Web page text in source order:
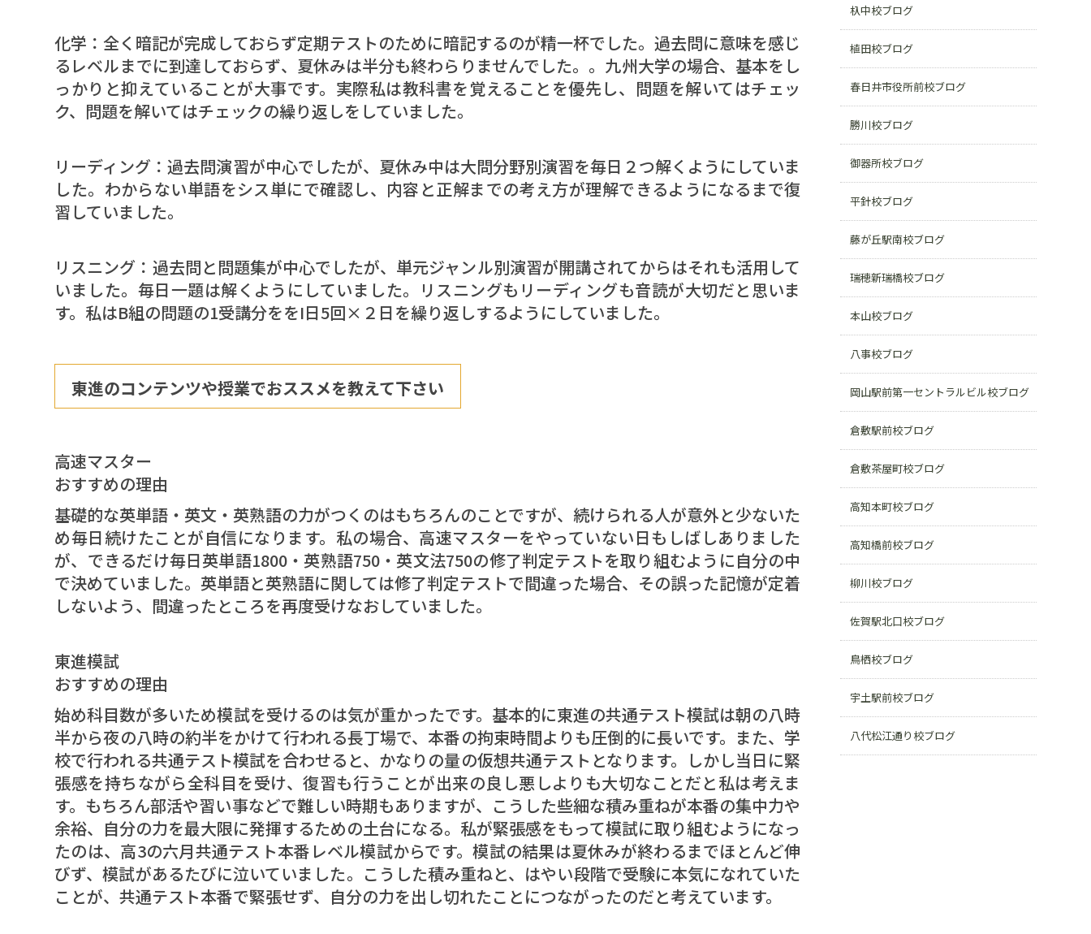
化学：全く暗記が完成しておらず定期テストのために暗記するのが精一杯でした。過去問に意味を感じ
るレベルまでに到達しておらず、夏休みは半分も終わらりませんでした。。九州大学の場合、基本をし
っかりと抑えていることが大事です。実際私は教科書を覚えることを優先し、問題を解いてはチェッ
ク、問題を解いてはチェックの繰り返しをしていました。
リーディング：過去問演習が中心でしたが、夏休み中は大問分野別演習を毎日２つ解くようにしていま
した。わからない単語をシス単にで確認し、内容と正解までの考え方が理解できるようになるまで復
習していました。
リスニング：過去問と問題集が中心でしたが、単元ジャンル別演習が開講されてからはそれも活用して
いました。毎日一題は解くようにしていました。リスニングもリーディングも音読が大切だと思いま
す。私はB組の問題の1受講分ををI日5回×２日を繰り返しするようにしていました。
東進のコンテンツや授業でおススメを教えて下さい
高速マスター
おすすめの理由
基礎的な英単語・英文・英熟語の力がつくのはもちろんのことですが、続けられる人が意外と少ないた
め毎日続けたことが自信になります。私の場合、高速マスターをやっていない日もしばしありました
が、できるだけ毎日英単語1800・英熟語750・英文法750の修了判定テストを取り組むように自分の中
で決めていました。英単語と英熟語に関しては修了判定テストで間違った場合、その誤った記憶が定着
しないよう、間違ったところを再度受けなおしていました。
東進模試
おすすめの理由
始め科目数が多いため模試を受けるのは気が重かったです。基本的に東進の共通テスト模試は朝の八時
半から夜の八時の約半をかけて行われる長丁場で、本番の拘束時間よりも圧倒的に長いです。また、学
校で行われる共通テスト模試を合わせると、かなりの量の仮想共通テストとなります。しかし当日に緊
張感を持ちながら全科目を受け、復習も行うことが出来の良し悪しよりも大切なことだと私は考えま
す。もちろん部活や習い事などで難しい時期もありますが、こうした些細な積み重ねが本番の集中力や
余裕、自分の力を最大限に発揮するための土台になる。私が緊張感をもって模試に取り組むようになっ
たのは、高3の六月共通テスト本番レベル模試からです。模試の結果は夏休みが終わるまでほとんど伸
びず、模試があるたびに泣いていました。こうした積み重ねと、はやい段階で受験に本気になれていた
ことが、共通テスト本番で緊張せず、自分の力を出し切れたことにつながったのだと考えています。
杁中校ブログ
植田校ブログ
春日井市役所前校ブログ
勝川校ブログ
御器所校ブログ
平針校ブログ
藤が丘駅南校ブログ
瑞穂新瑞橋校ブログ
本山校ブログ
八事校ブログ
岡山駅前第一セントラルビル校ブログ
倉敷駅前校ブログ
倉敷茶屋町校ブログ
高知本町校ブログ
高知橋前校ブログ
柳川校ブログ
佐賀駅北口校ブログ
鳥栖校ブログ
宇土駅前校ブログ
八代松江通り校ブログ